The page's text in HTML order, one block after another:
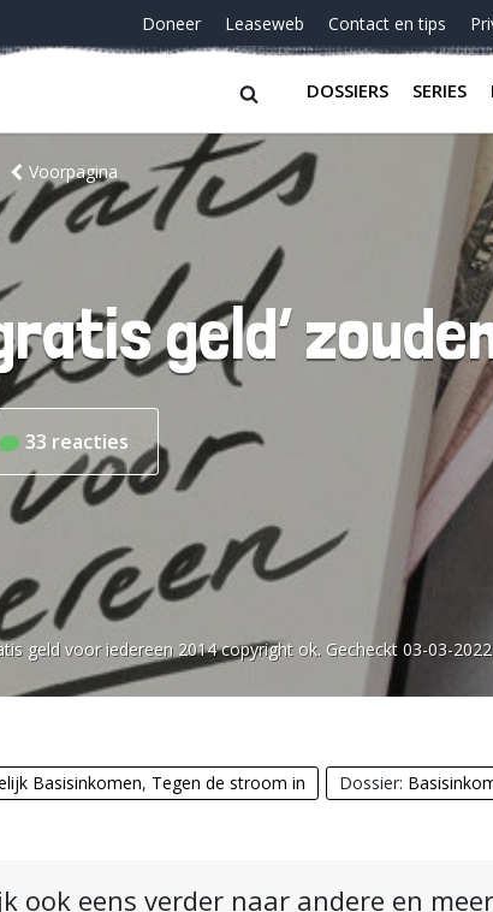
Doneer Leaseweb Contact en tips
DOSSIERS SERIES
Voorpagina
geld’
33 reacties
geld voor iedereen 2014 copyright ok. Gecheckt 03-03-2022
Basisinkomen, Tegen de stroom in Dossier:
ook eens verder naar andere en